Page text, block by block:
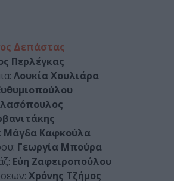
Δεπάστας
Περλέγκας
Λουκία Χουλιάρα
Μάγδα Καφκούλα
Γεωργία Μπούρα
Εύη Ζαφειροπούλου
Χρόνης Τζήμος